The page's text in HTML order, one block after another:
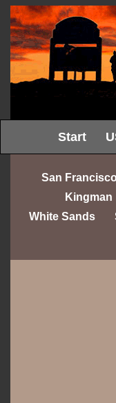
Start
San Francisco
Kingman
White Sands